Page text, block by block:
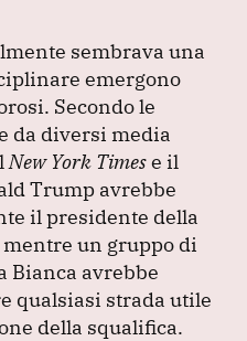
sembrava una
emergono
Secondo le
da diversi media
New York Timese il
Trump avrebbe
il presidente della
un gruppo di
Bianca avrebbe
qualsiasi strada utile
della squalifica.